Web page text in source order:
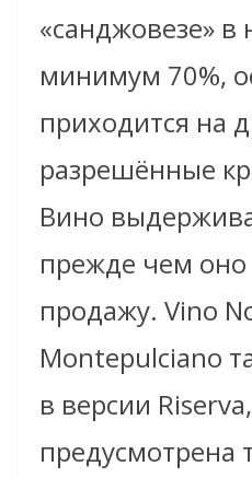
«санджовезе» в
минимум 70%,
приходится на
разрешённые
Вино
прежде чем оно
продажу. Vino
Montepulciano
в версии
предусмотрена